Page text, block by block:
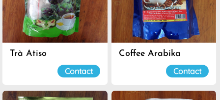
Trà Atiso
Contact
Coffee Arabika
Contact